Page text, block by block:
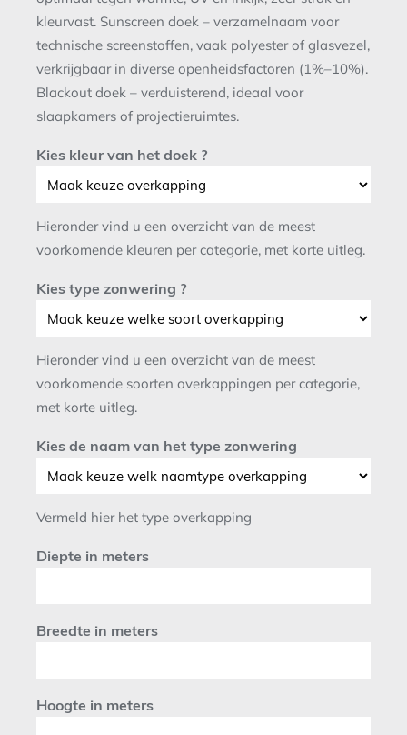
kleurvast. Sunscreen doek – verzamelnaam voor
technische screenstoffen, vaak polyester of glasvezel,
verkrijgbaar in diverse openheidsfactoren (1%–10%).
Blackout doek – verduisterend, ideaal voor
slaapkamers of projectieruimtes.
Kies kleur van het doek ?
Hieronder vind u een overzicht van de meest
voorkomende kleuren per categorie, met korte uitleg.
Kies type zonwering ?
Hieronder vind u een overzicht van de meest
voorkomende soorten overkappingen per categorie,
met korte uitleg.
Kies de naam van het type zonwering
Vermeld hier het type overkapping
Diepte in meters
Breedte in meters
Hoogte in meters